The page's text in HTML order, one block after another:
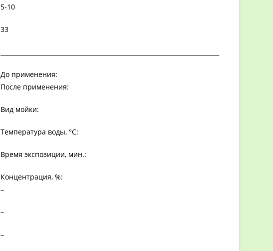
5-10
33
До применения:
После применения:
Вид мойки:
Температура воды, °С:
Время экспозиции, мин.:
Концентрация, %:
–
–
–